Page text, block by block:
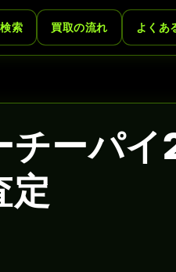
索 買取の流れ よくあ
チーパイ
定